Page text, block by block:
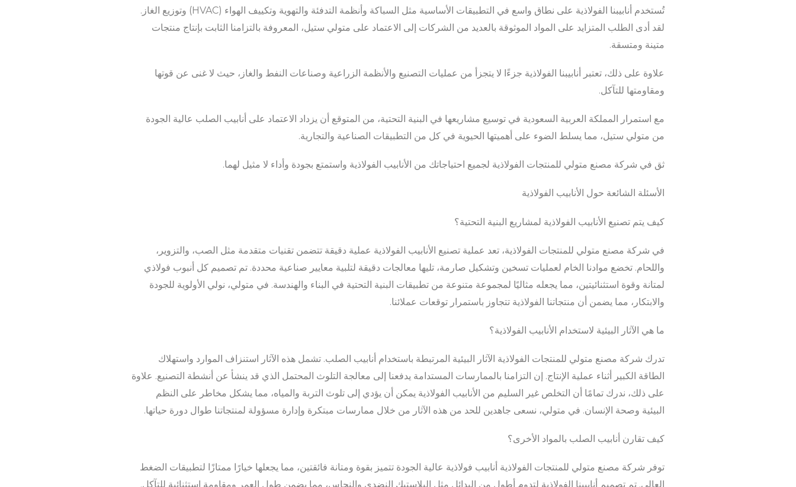
تُستخدم أنابيبنا الفولاذية على نطاق واسع في التطبيقات الأساسية مثل السباكة وأنظمة التدفئة والتهوية وتكييف الهواء (HVAC) وتوزيع الغاز.
لقد أدى الطلب المتزايد على المواد الموثوقة بالعديد من الشركات إلى الاعتماد على متولي ستيل، المعروفة بالتزامنا الثابت بإنتاج منتجات
متينة ومتسقة.
علاوة على ذلك، تعتبر أنابيبنا الفولاذية جزءًا لا يتجزأ من عمليات التصنيع والأنظمة الزراعية وصناعات النفط والغاز، حيث لا غنى عن قوتها
ومقاومتها للتآكل.
مع استمرار المملكة العربية السعودية في توسيع مشاريعها في البنية التحتية، من المتوقع أن يزداد الاعتماد على أنابيب الصلب عالية الجودة
من متولي ستيل، مما يسلط الضوء على أهميتها الحيوية في كل من التطبيقات الصناعية والتجارية.
ثق في شركة مصنع متولي للمنتجات الفولاذية لجميع احتياجاتك من الأنابيب الفولاذية واستمتع بجودة وأداء لا مثيل لهما.
الأسئلة الشائعة حول الأنابيب الفولاذية
كيف يتم تصنيع الأنابيب الفولاذية لمشاريع البنية التحتية؟
في شركة مصنع متولي للمنتجات الفولاذية، تعد عملية تصنيع الأنابيب الفولاذية عملية دقيقة تتضمن تقنيات متقدمة مثل الصب، والتزوير،
واللحام. تخضع موادنا الخام لعمليات تسخين وتشكيل صارمة، تليها معالجات دقيقة لتلبية معايير صناعية محددة. تم تصميم كل أنبوب فولاذي
لمتانة وقوة استثنائيتين، مما يجعله مثاليًا لمجموعة متنوعة من تطبيقات البنية التحتية في البناء والهندسة. في متولي، نولي الأولوية للجودة
والابتكار، مما يضمن أن منتجاتنا الفولاذية تتجاوز باستمرار توقعات عملائنا.
ما هي الآثار البيئية لاستخدام الأنابيب الفولاذية؟
تدرك شركة مصنع متولي للمنتجات الفولاذية الآثار البيئية المرتبطة باستخدام أنابيب الصلب. تشمل هذه الآثار استنزاف الموارد واستهلاك
الطاقة الكبير أثناء عملية الإنتاج. إن التزامنا بالممارسات المستدامة يدفعنا إلى معالجة التلوث المحتمل الذي قد ينشأ عن أنشطة التصنيع. علاوة
على ذلك، ندرك تمامًا أن التخلص غير السليم من الأنابيب الفولاذية يمكن أن يؤدي إلى تلوث التربة والمياه، مما يشكل مخاطر على النظم
البيئية وصحة الإنسان. في متولي، نسعى جاهدين للحد من هذه الآثار من خلال ممارسات مبتكرة وإدارة مسؤولة لمنتجاتنا طوال دورة حياتها.
كيف تقارن أنابيب الصلب بالمواد الأخرى؟
توفر شركة مصنع متولي للمنتجات الفولاذية أنابيب فولاذية عالية الجودة تتميز بقوة ومتانة فائقتين، مما يجعلها خيارًا ممتازًا لتطبيقات الضغط
العالي. تم تصميم أنابيبنا الفولاذية لتدوم أطول من البدائل مثل البلاستيك النضدي والنحاس، مما يضمن طول العمر ومقاومة استثنائية للتآكل.